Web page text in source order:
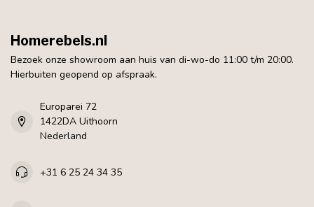
Homerebels.nl
Bezoek onze showroom aan huis van di-wo-do 11:00 t/m 20:00.
Hierbuiten geopend op afspraak.
Europarei 72
1422DA Uithoorn
Nederland
+31 6 25 24 34 35